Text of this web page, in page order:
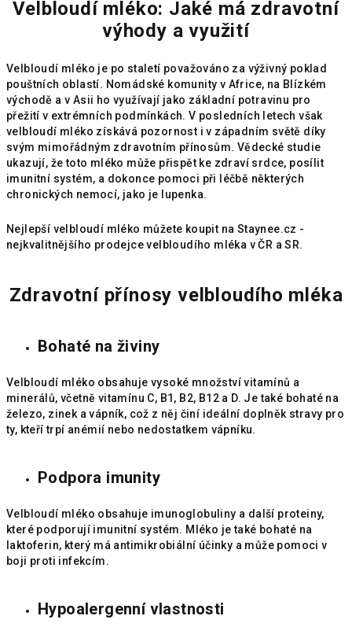
Velbloudí mléko: Jaké má zdravotní
výhody a využití
Velbloudí mléko je po staletí považováno za výživný poklad
pouštních oblastí. Nomádské komunity v Africe, na Blízkém
východě a v Asii ho využívají jako základní potravinu pro
přežití v extrémních podmínkách. V posledních letech však
velbloudí mléko získává pozornost i v západním světě díky
svým mimořádným zdravotním přínosům. Vědecké studie
ukazují, že toto mléko může přispět ke zdraví srdce, posílit
imunitní systém, a dokonce pomoci při léčbě některých
chronických nemocí, jako je lupenka.
Nejlepší velbloudí mléko můžete koupit na Staynee.cz -
nejkvalitnějšího prodejce velbloudího mléka v ČR a SR.
Zdravotní přínosy velbloudího mléka
Bohaté na živiny
Velbloudí mléko obsahuje vysoké množství vitamínů a
minerálů, včetně vitamínu C, B1, B2, B12 a D. Je také bohaté na
železo, zinek a vápník, což z něj činí ideální doplněk stravy pro
ty, kteří trpí anémií nebo nedostatkem vápníku.
Podpora imunity
Velbloudí mléko obsahuje imunoglobuliny a další proteiny,
které podporují imunitní systém. Mléko je také bohaté na
laktoferin, který má antimikrobiální účinky a může pomoci v
boji proti infekcím.
Hypoalergenní vlastnosti